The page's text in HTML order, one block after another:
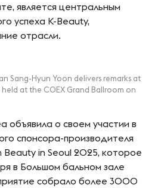
является центральным
успеха K-Beauty,
отрасли.
Sang-Hyun Yoon delivers remarks at
held at the COEX Grand Ballroom on
объявила о своем участии в
спонсора-производителя
in Seoul 2025, которое
в Большом бальном зале
собрало более 3000